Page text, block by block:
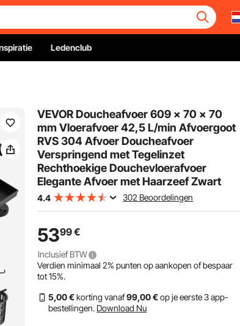
Ledenclub
VEVOR Doucheafvoer 609 x 70 x 70
mm Vloerafvoer 42,5 L/min Afvoergoot
RVS 304 Afvoer Doucheafvoer
Verspringend met Tegelinzet
Rechthoekige Douchevloerafvoer
Elegante Afvoer met Haarzeef Zwart
4.4 302 Beoordelingen
5399€
Inclusief BTW
Verdien minimaal2% punten op aankopen of bespaar
tot15%.
5,00 €korting vanaf99,00 €op je eerste 3 app-
bestellingen. Download Nu